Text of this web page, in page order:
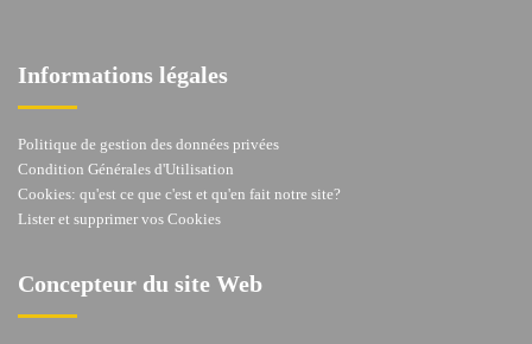
Informations légales
Politique de gestion des données privées
Condition Générales d'Utilisation
Cookies: qu'est ce que c'est et qu'en fait notre site?
Lister et supprimer vos Cookies
Concepteur du site Web